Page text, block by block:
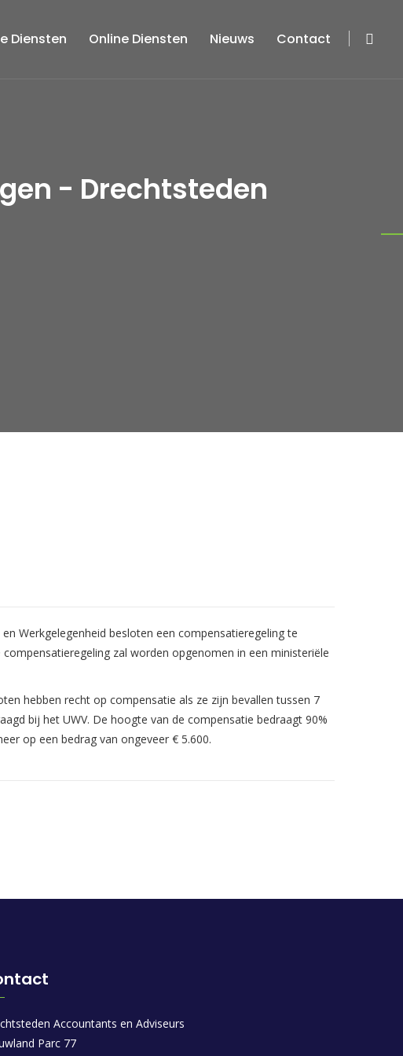
Diensten Online Diensten Nieuws Contact
- Drechtsteden
Werkgelegenheid besloten een compensatieregeling te
zal worden opgenomen in een ministeriële
hebben recht op compensatie als ze zijn bevallen tussen 7
bij het UWV. De hoogte van de compensatie bedraagt 90%
op een bedrag van ongeveer € 5.600.
Accountants en Adviseurs
Parc 77